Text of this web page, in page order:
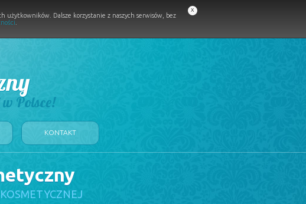
Polsce!
KONTAKT
użytkowników. Dalsze korzystanie z naszych serwisów, bez
x